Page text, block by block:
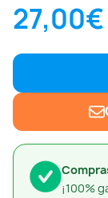
¡100%
27,00€